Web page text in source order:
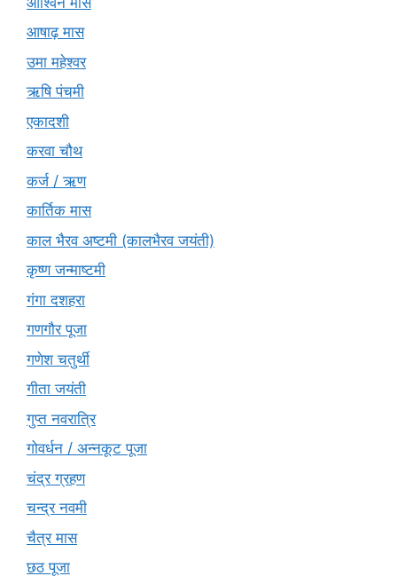
आषाढ़ मास
उमा महेश्वर
ऋषि पंचमी
एकादशी
करवा चौथ
कर्ज / ऋण
कार्तिक मास
काल भैरव अष्टमी (कालभैरव जयंती)
कृष्ण जन्माष्टमी
गंगा दशहरा
गणगौर पूजा
गणेश चतुर्थी
गीता जयंती
गुप्त नवरात्रि
गोवर्धन / अन्नकूट पूजा
चंद्र ग्रहण
चन्द्र नवमी
चैत्र मास
छठ पूजा